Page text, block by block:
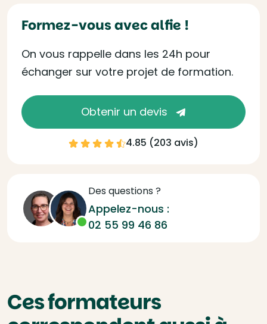
Formez-vous avec alfie !
On vous rappelle dans les 24h pour
échanger sur votre projet de formation.
Obtenir un devis
4.85 (203 avis)
Des questions ?
Appelez-nous :
02 55 99 46 86
Ces formateurs